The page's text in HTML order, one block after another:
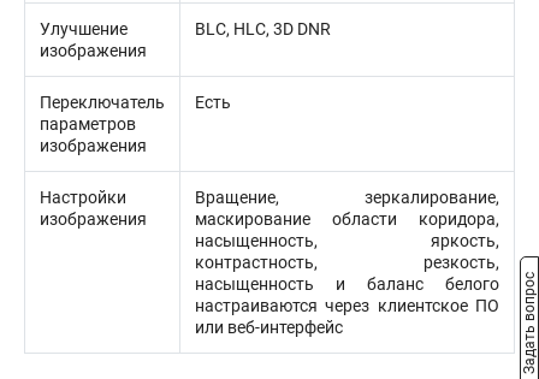
Улучшение
изображения
BLC, HLC, 3D DNR
Переключатель
параметров
изображения
Есть
Настройки
изображения
Вращение, зеркалирование,
маскирование области коридора,
насыщенность, яркость,
контрастность, резкость,
насыщенность и баланс белого
настраиваются через клиентское ПО
или веб-интерфейс
Задать вопрос